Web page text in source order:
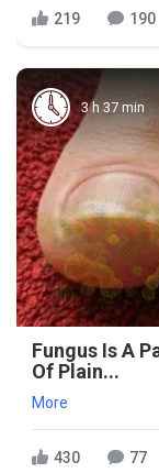
219 190
3 h 37 min
Fungus Is A
Of Plain...
More
430 77